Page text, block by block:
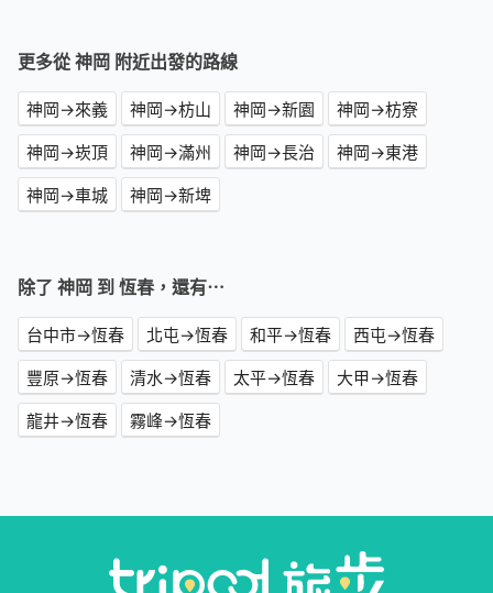
更多從 神岡 附近出發的路線
神岡→來義 神岡→枋山 神岡→新園
神岡→枋寮
神岡→崁頂
神岡→滿州 神岡→長治
神岡→東港
神岡→車城
神岡→新埤
除了 神岡 到 恆春，還有⋯
台中市→恆春 北屯→恆春 和平→恆春
西屯→恆春
豐原→恆春
清水→恆春 太平→恆春
大甲→恆春
龍井→恆春
霧峰→恆春